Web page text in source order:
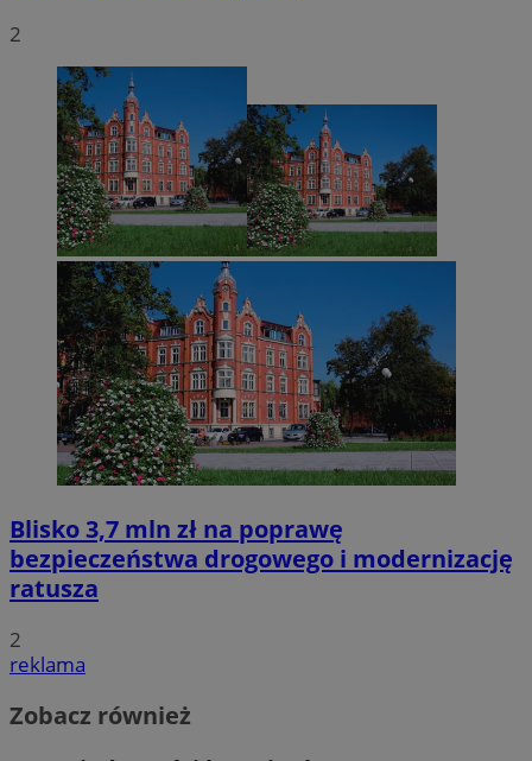
2
Blisko 3,7 mln zł na poprawę
bezpieczeństwa drogowego i modernizację
ratusza
2
reklama
Zobacz również